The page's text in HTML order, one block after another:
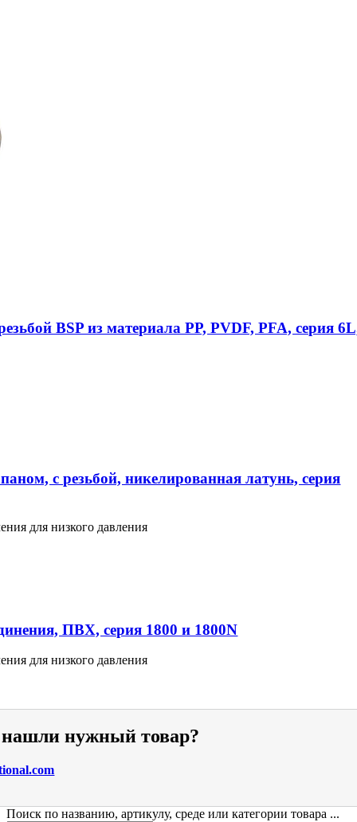
BSP из материала PP, PVDF, PFA, серия
с резьбой, никелированная латунь, серия
для низкого давления
ПВХ, серия 1800 и 1800N
для низкого давления
нужный товар?
Поиск по названию, артикулу, среде или категории товара ...